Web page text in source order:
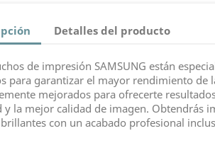
Detalles del producto
de impresión SAMSUNG están
para garantizar el mayor rendimiento de
mejorados para ofrecerte
y la mejor calidad de imagen. Obtendrás
con un acabado profesional